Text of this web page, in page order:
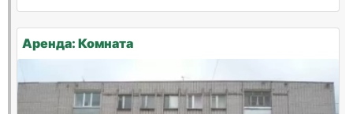
Аренда: Комната